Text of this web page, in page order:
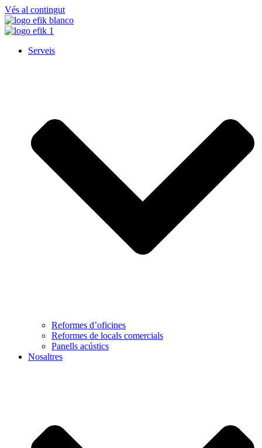
Vés al contingut
Serveis
Reformes d’oficines
Reformes de locals comercials
Panells acústics
Nosaltres